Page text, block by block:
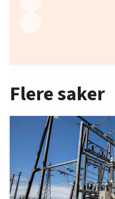
Flere saker